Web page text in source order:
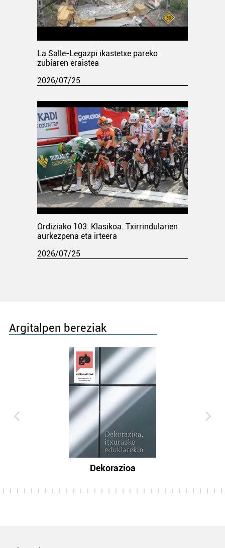
La Salle-Legazpi ikastetxe pareko
zubiaren eraistea
2026/07/25
Ordiziako 103. Klasikoa. Txirrindularien
aurkezpena eta irteera
2026/07/25
Argitalpen bereziak
Dekorazioa